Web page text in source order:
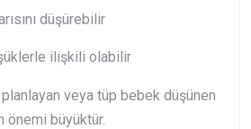
düşürebilir
ilişkili olabilir
veya tüp bebek düşünen
önemi büyüktür.